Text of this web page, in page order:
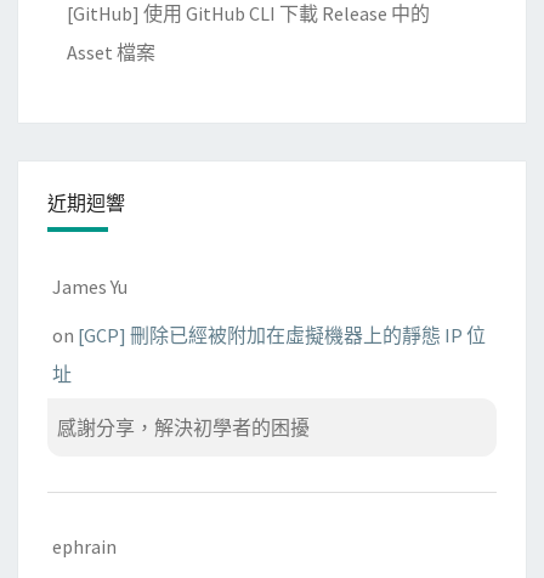
[GitHub] 使用 GitHub CLI 下載 Release 中的
Asset 檔案
近期迴響
James Yu
on [GCP] 刪除已經被附加在虛擬機器上的靜態 IP 位
址
感謝分享，解決初學者的困擾
ephrain